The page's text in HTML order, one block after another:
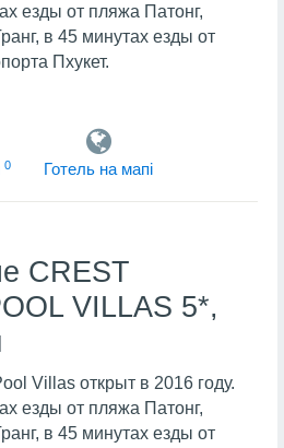
езды от пляжа Патонг,
в 45 минутах езды от
Пхукет.
0 Готель на мапi
CREST
VILLAS 5*,
Villas открыт в 2016 году.
езды от пляжа Патонг,
в 45 минутах езды от